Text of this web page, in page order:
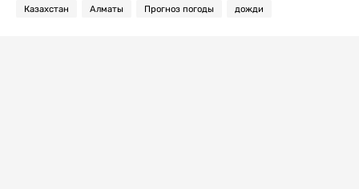
Казахстан Алматы Прогноз погоды дожди